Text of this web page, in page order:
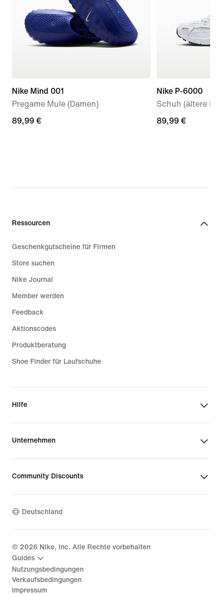
Nike Mind 001
Pregame Mule (Damen)
89,99 €
89,99 €
Nike P-6000
Schuh (ältere
89,99 €
89,99 €
Ressourcen
Geschenkgutscheine für Firmen
Store suchen
Nike Journal
Member werden
Feedback
Aktionscodes
Produktberatung
Shoe Finder für Laufschuhe
Hilfe
Unternehmen
Community Discounts
Deutschland
© 2026 Nike, Inc. Alle Rechte vorbehalten
Guides
Nutzungsbedingungen
Verkaufsbedingungen
Impressum